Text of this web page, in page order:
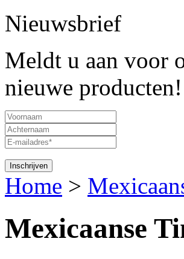
Nieuwsbrief
Meldt u aan voor
nieuwe producten!
Home >
Mexicaanse